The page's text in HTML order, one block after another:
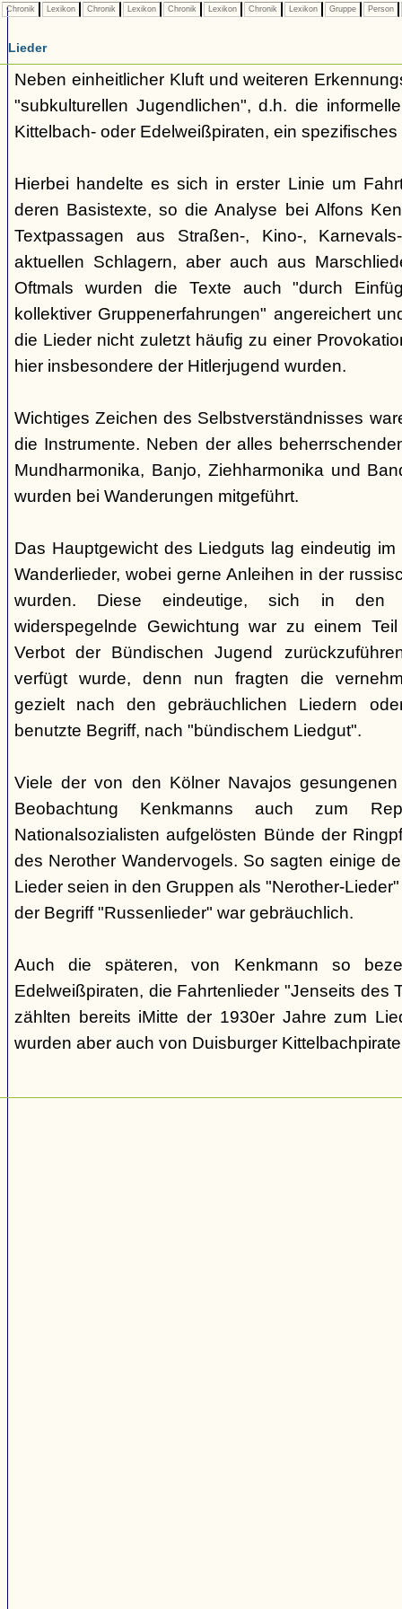
Chronik Lexikon Chronik Lexikon Chronik Lexikon Chronik Lexikon Gruppe Person
Lieder
Neben einheitlicher Kluft und weiteren
"subkulturellen Jugendlichen", d.h. die
Kittelbach- oder Edelweißpiraten, ein
Hierbei handelte es sich in erster Linie um
deren Basistexte, so die Analyse bei Alfons
Textpassagen aus Straßen-, Kino-,
aktuellen Schlagern, aber auch aus
Oftmals wurden die Texte auch "durch
kollektiver Gruppenerfahrungen" angereichert
die Lieder nicht zuletzt häufig zu einer
hier insbesondere der Hitlerjugend wurden.
Wichtiges Zeichen des Selbstverständnisses
die Instrumente. Neben der alles
Mundharmonika, Banjo, Ziehharmonika und
wurden bei Wanderungen mitgeführt.
Das Hauptgewicht des Liedguts lag eindeutig
Wanderlieder, wobei gerne Anleihen in der
wurden. Diese eindeutige, sich in den
widerspegelnde Gewichtung war zu einem
Verbot der Bündischen Jugend
verfügt wurde, denn nun fragten die
gezielt nach den gebräuchlichen Liedern
benutzte Begriff, nach "bündischem Liedgut".
Viele der von den Kölner Navajos
Beobachtung Kenkmanns auch zum
Nationalsozialisten aufgelösten Bünde der
des Nerother Wandervogels. So sagten einige
Lieder seien in den Gruppen als "Nerother-
der Begriff "Russenlieder" war gebräuchlich.
Auch die späteren, von Kenkmann so
Edelweißpiraten, die Fahrtenlieder "Jenseits des
zählten bereits iMitte der 1930er Jahre zum
wurden aber auch von Duisburger